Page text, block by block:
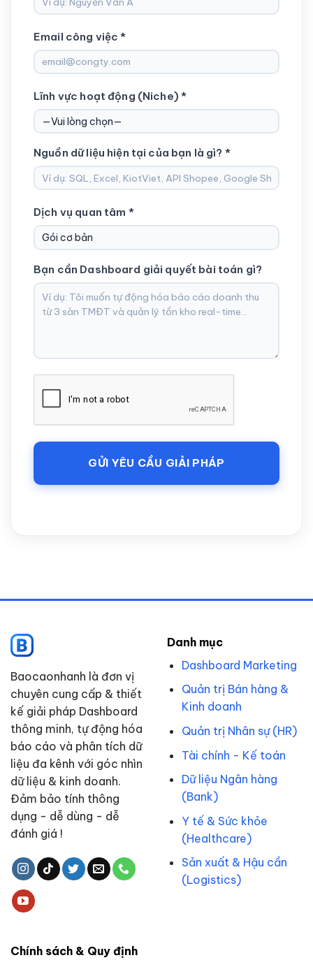
Email công việc *
Lĩnh vực hoạt động (Niche) *
Nguồn dữ liệu hiện tại của bạn là gì? *
Dịch vụ quan tâm *
Bạn cần Dashboard giải quyết bài toán gì?
Baocaonhanh là đơn vị
chuyên cung cấp & thiết
kế giải pháp Dashboard
thông minh, tự động hóa
báo cáo và phân tích dữ
liệu đa kênh với góc nhìn
dữ liệu & kinh doanh.
Đảm bảo tính thông
dụng - dễ dùng - dễ
đánh giá !
Danh mục
Dashboard Marketing
Quản trị Bán hàng &
Kinh doanh
Quản trị Nhân sự (HR)
Tài chính - Kế toán
Dữ liệu Ngân hàng
(Bank)
Y tế & Sức khỏe
(Healthcare)
Sản xuất & Hậu cần
(Logistics)
Chính sách & Quy định